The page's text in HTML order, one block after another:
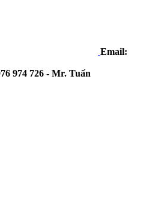
Email:
974 726 - Mr. Tuấn